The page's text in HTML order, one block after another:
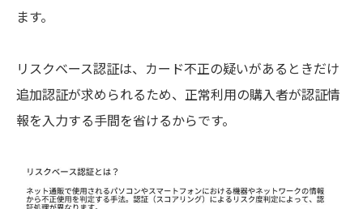
ます。
リスクベース認証は、カード不正の疑いがあるときだけ
追加認証が求められるため、正常利用の購入者が認証情
報を入力する手間を省けるからです。